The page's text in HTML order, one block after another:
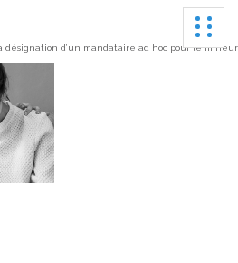
d’un mandataire ad hoc pour le mineur